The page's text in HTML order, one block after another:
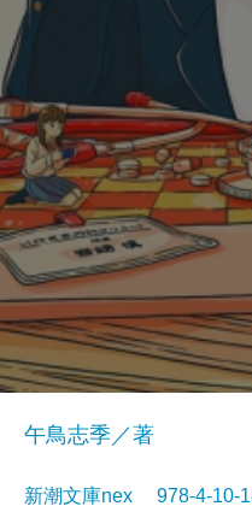
午鳥志季／著
新潮文庫nex 978-4-